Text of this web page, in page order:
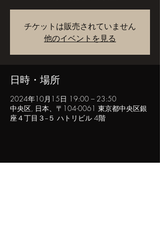
チケットは販売されていません
他のイベントを見る
日時・場所
2024年10月15日 19:00 – 23:50
中央区, 日本、〒104-0061 東京都中央区銀
座４丁目３−５ ハトリビル 4階